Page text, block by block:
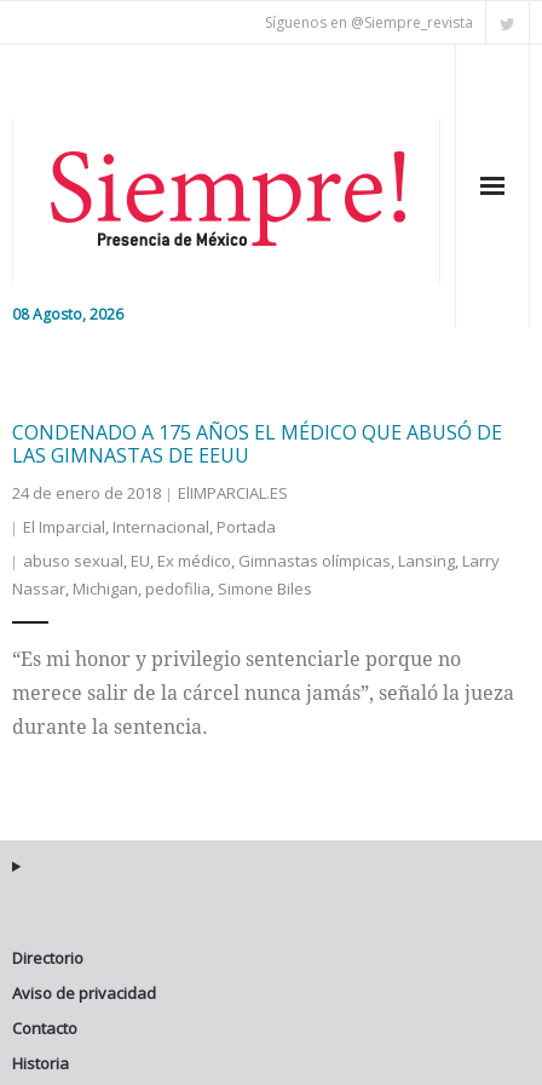
Síguenos en @Siempre_revista
08 Agosto, 2026
Colaboradores
Internacional
Cultura
CONDENADO A 175 AÑOS EL MÉDICO QUE ABUSÓ DE
LAS GIMNASTAS DE EEUU
24 de enero de 2018
ElIMPARCIAL.ES
El Imparcial, Internacional, Portada
abuso sexual, EU, Ex médico, Gimnastas olímpicas, Lansing, Larry
Nassar, Michigan, pedofilia, Simone Biles
“Es mi honor y privilegio sentenciarle porque no
merece salir de la cárcel nunca jamás”, señaló la jueza
durante la sentencia.
Directorio
Aviso de privacidad
Contacto
Historia